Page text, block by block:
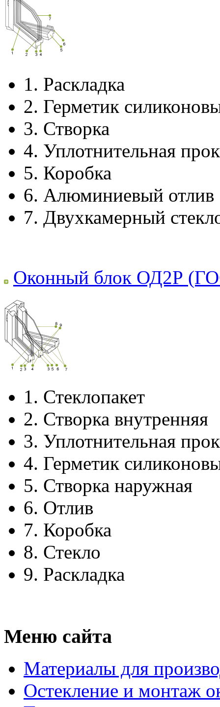
1. Раскладка
2. Герметик
3. Створка
4. Уплотнительная
5. Коробка
6. Алюминиевый отлив
7. Двухкамерный
Оконный блок ОД2Р
1. Стеклопакет
2. Створка внутренняя
3. Уплотнительная
4. Герметик
5. Створка наружная
6. Отлив
7. Коробка
8. Стекло
9. Раскладка
Меню сайта
Материалы для
Остекление и монтаж